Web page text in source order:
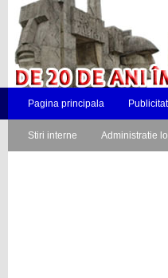
Pagina principala
Stiri interne Administratie